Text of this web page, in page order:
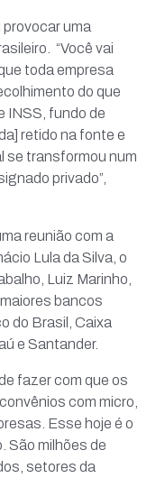
uma
“Você vai
toda empresa
do que
INSS, fundo de
retido na fonte e
se transformou num
privado”,
reunião com a
Lula da Silva, o
Luiz Marinho,
bancos
do Brasil, Caixa
e Santander.
fazer com que os
com micro,
Esse hoje é o
São milhões de
setores da